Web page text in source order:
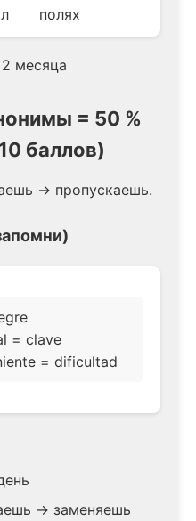
полях
месяца
= 50 %
баллов)
→ пропускаешь.
= clave
= dificultad
→ заменяешь